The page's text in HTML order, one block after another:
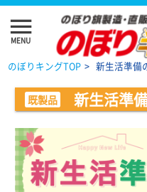
menu
MENU
のぼりキングTOP > 新生活準備
既製品 新生活準